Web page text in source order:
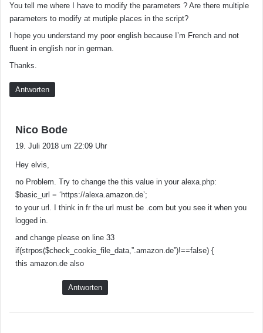
You tell me where I have to modify the parameters ? Are there multiple
parameters to modify at mutiple places in the script?
I hope you understand my poor english because I’m French and not
fluent in english nor in german.
Thanks.
Antworten
Nico Bode
:
19. Juli 2018 um 22:09 Uhr
Hey elvis,
no Problem. Try to change the this value in your alexa.php:
$basic_url = ‘https://alexa.amazon.de’;
to your url. I think in fr the url must be .com but you see it when you
logged in.
and change please on line 33
if(strpos($check_cookie_file_data,”.amazon.de”)!==false) {
this amazon.de also
Antworten